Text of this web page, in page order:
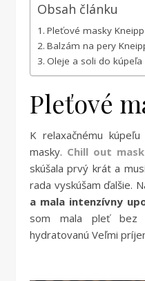
Obsah článku
Pleťové masky Kneipp
Balzám na pery
Oleje a soli do kúpeľa
Pleťové
K relaxačnému
masky. Chill out
skúšala prvý krát a
rada vyskúšam ďalšie.
a mala intenzívny
som mala pleť bez
hydratovanú Veľmi